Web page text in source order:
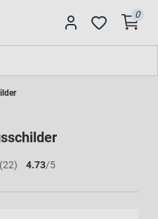
0
(22) 4.73/5